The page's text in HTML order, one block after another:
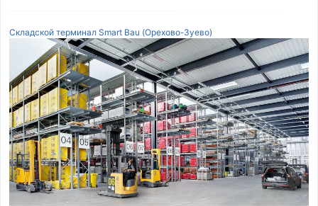
Складской терминал Smart Bau (Орехово-Зуево)